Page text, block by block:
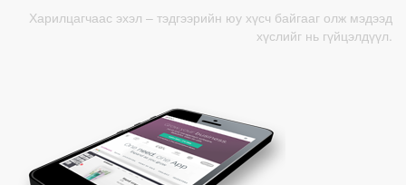
Харилцагчаас эхэл – тэдгээрийн юу хүсч байгааг олж мэдээд
хүслийг нь гүйцэлдүүл.